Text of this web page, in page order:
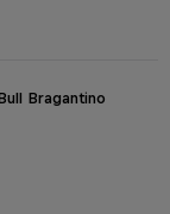
Bragantino